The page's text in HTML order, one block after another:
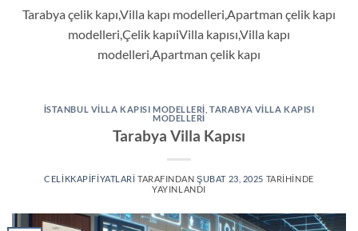
Tarabya çelik kapı,Villa kapı modelleri,Apartman çelik kapı
modelleri,Çelik kapıiVilla kapısı,Villa kapı
modelleri,Apartman çelik kapı
İSTANBUL VILLA KAPISI MODELLERI ,TARABYA VILLA KAPISI
MODELLERI
Tarabya Villa Kapısı
CELIKKAPIFIYATLARI TARAFINDAN ŞUBAT 23, 2025 TARIHINDE
YAYINLANDI